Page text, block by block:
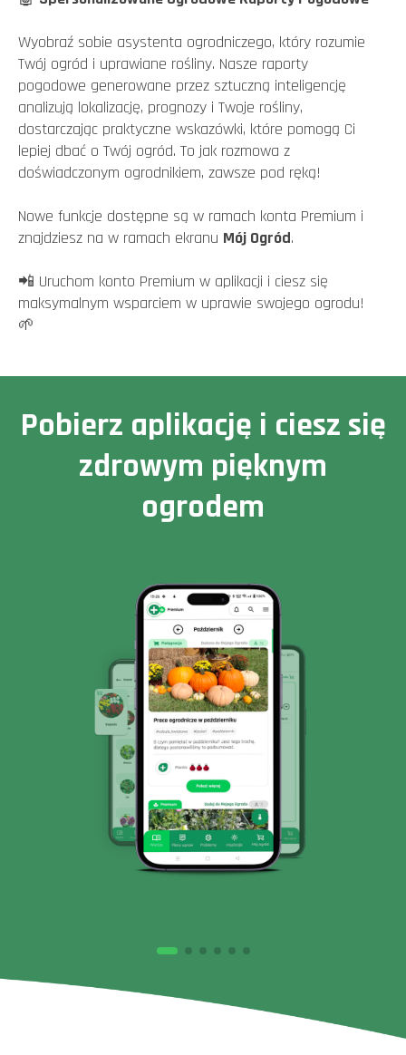
Wyobraź sobie asystenta ogrodniczego, który rozumie
Twój ogród i uprawiane rośliny. Nasze raporty
pogodowe generowane przez sztuczną inteligencję
analizują lokalizację, prognozy i Twoje rośliny,
dostarczając praktyczne wskazówki, które pomogą Ci
lepiej dbać o Twój ogród. To jak rozmowa z
doświadczonym ogrodnikiem, zawsze pod ręką!
Nowe funkcje dostępne są w ramach konta Premium i
znajdziesz na w ramach ekranu Mój Ogród.
📲 Uruchom konto Premium w aplikacji i ciesz się
maksymalnym wsparciem w uprawie swojego ogrodu!
🌱
Pobierz aplikację i ciesz się
zdrowym pięknym
ogrodem